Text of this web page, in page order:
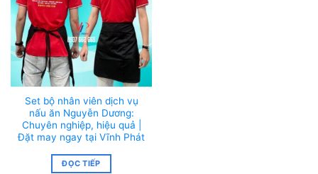
Set bộ nhân viên dịch vụ
nấu ăn Nguyễn Dương:
Chuyên nghiệp, hiệu quả |
Đặt may ngay tại Vĩnh Phát
ĐỌC TIẾP